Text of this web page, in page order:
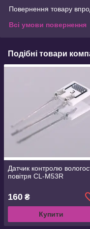
Повернення товару
Всі умови повернення
Подібні товари
Датчик контролю
повітря CL-M53R
160 ₴
Купити